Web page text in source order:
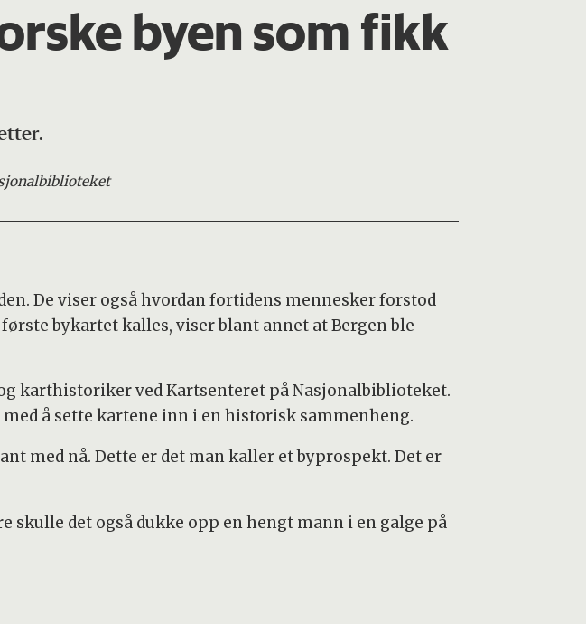
byen som fikk
De viser også hvordan fortidens mennesker forstod
bykartet kalles, viser blant annet at Bergen ble
karthistoriker ved Kartsenteret på Nasjonalbiblioteket.
å sette kartene inn i en historisk sammenheng.
med nå. Dette er det man kaller et byprospekt. Det er
skulle det også dukke opp en hengt mann i en galge på